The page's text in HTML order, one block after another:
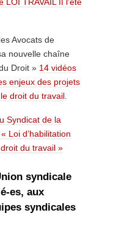
Avocats de
nouvelle chaîne
Droit » 14 vidéos
enjeux des projets
droit du travail
Syndicat de la
Loi d’habilitation
du travail »
syndicale
es, aux
syndicales